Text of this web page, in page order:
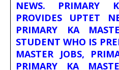
NEWS. PRIMARY
PROVIDES UPTET
PRIMARY KA
STUDENT WHO IS
MASTER JOBS,
PRIMARY KA